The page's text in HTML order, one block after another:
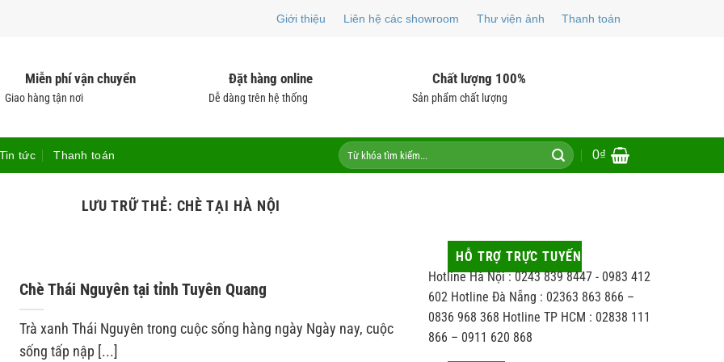
Giới thiệu Liên hệ các showroom Thư viện ảnh Thanh toán
Miễn phí vận chuyển
Giao hàng tận nơi
Đặt hàng online
Dễ dàng trên hệ thống
Chất lượng 100%
Sản phẩm chất lượng
Tin tức Thanh toán
Tìm
kiếm:
0₫
LƯU TRỮ THẺ: CHÈ TẠI HÀ NỘI
Chè Thái Nguyên tại tỉnh Tuyên Quang
Trà xanh Thái Nguyên trong cuộc sống hàng ngày Ngày nay, cuộc
sống tấp nập [...]
HỖ TRỢ TRỰC TUYẾN
Hotline Hà Nội : 0243 839 8447 - 0983 412
602 Hotline Đà Nẵng : 02363 863 866 –
0836 968 368 Hotline TP HCM : 02838 111
866 – 0911 620 868